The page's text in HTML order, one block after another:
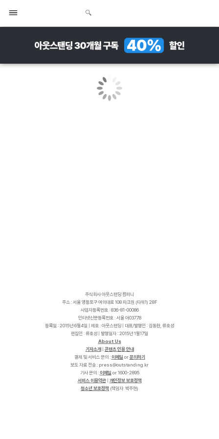
주식회사 아웃스탠딩 컴퍼니
주소 : 서울 영등포구 여의대로 108 파크원 (타워1) 28F
사업자등록번호 : 836-81-00086
인터넷신문등록번호 : 서울 아03778
등록일 : 2015년 6월4일 | 제호 : 아웃스탠딩 | 대표/발행인 : 김동환, 류호성
편집인 : 류호성 | 발행일자 : 2015년 1월17일
About Us
기자소개
콘텐츠 인용 안내
결제 및 서비스 문의 : 이메일 or문의하기
보도 자료 전송 :
r
k
.
g
n
i
d
n
a
t
s
t
u
o
@
s
s
e
r
p
기사 문의 : 이메일 or 1600-2895
서비스 이용약관| 개인정보 보호정책
청소년 보호정책 (책임자: 박주현)